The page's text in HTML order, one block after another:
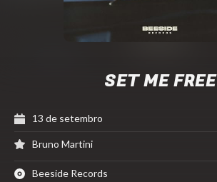
SET ME FREE
13 de setembro
Bruno Martini
Beeside Records